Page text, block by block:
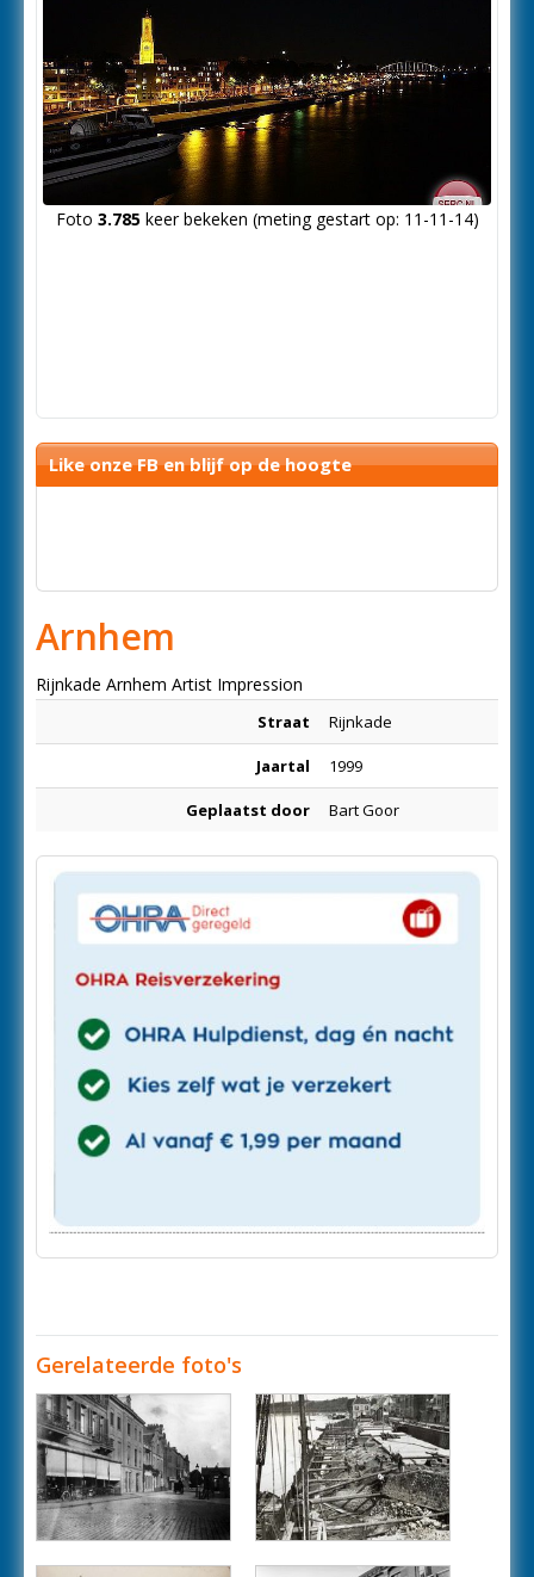
Foto 3.785keer bekeken (meting gestart op: 11-11-14)
Like onze FB en blijf op de hoogte
Arnhem
Rijnkade Arnhem Artist Impression
Straat Rijnkade
Jaartal 1999
Geplaatst door Bart Goor
Gerelateerde foto's